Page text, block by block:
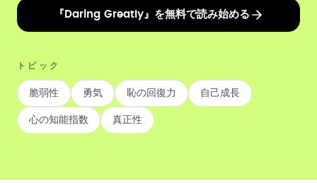
『Daring Greatly』を無料で読み始める
トピック
脆弱性 勇気 恥の回復力 自己成長
心の知能指数 真正性